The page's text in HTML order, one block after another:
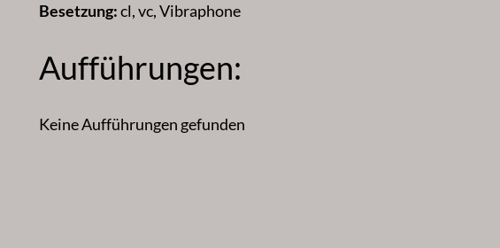
Besetzung:cl, vc, Vibraphone
Aufführungen:
Keine Aufführungen gefunden